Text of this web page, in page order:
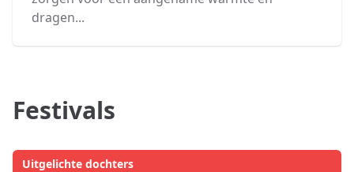
dragen...
Festivals
Uitgelichte dochters